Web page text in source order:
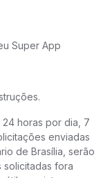
Super App
horas por dia, 7
enviadas
de Brasília, serão
solicitadas fora